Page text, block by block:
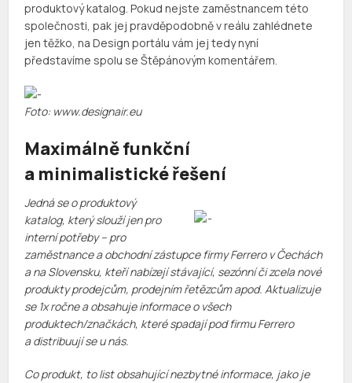
produktový katalog. Pokud nejste zaměstnancem této
společnosti, pak jej pravděpodobně v reálu zahlédnete
jen těžko, na Design portálu vám jej tedy nyní
představíme spolu se Štěpánovým komentářem.
Foto: www.designair.eu
Maximálně funkční
a minimalistické řešení
Jedná se o produktový
katalog, který slouží jen pro
interní potřeby – pro
zaměstnance a obchodní zástupce firmy Ferrero v Čechách
a na Slovensku, kteří nabízejí stávající, sezónní či zcela nové
produkty prodejcům, prodejním řetězcům apod. Aktualizuje
se 1x ročne a obsahuje informace o všech
produktech/značkách, které spadají pod firmu Ferrero
a distribuují se u nás.
Co produkt, to list obsahující nezbytné informace, jako je